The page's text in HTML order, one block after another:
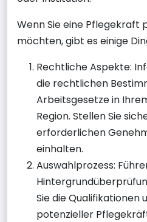
Wenn Sie eine Pflegekraft
möchten, gibt es einige
Rechtliche Aspekte:
die rechtlichen
Arbeitsgesetze in
Region. Stellen Sie
erforderlichen
einhalten.
Auswahlprozess:
Sie die Qualifikationen
potenzieller